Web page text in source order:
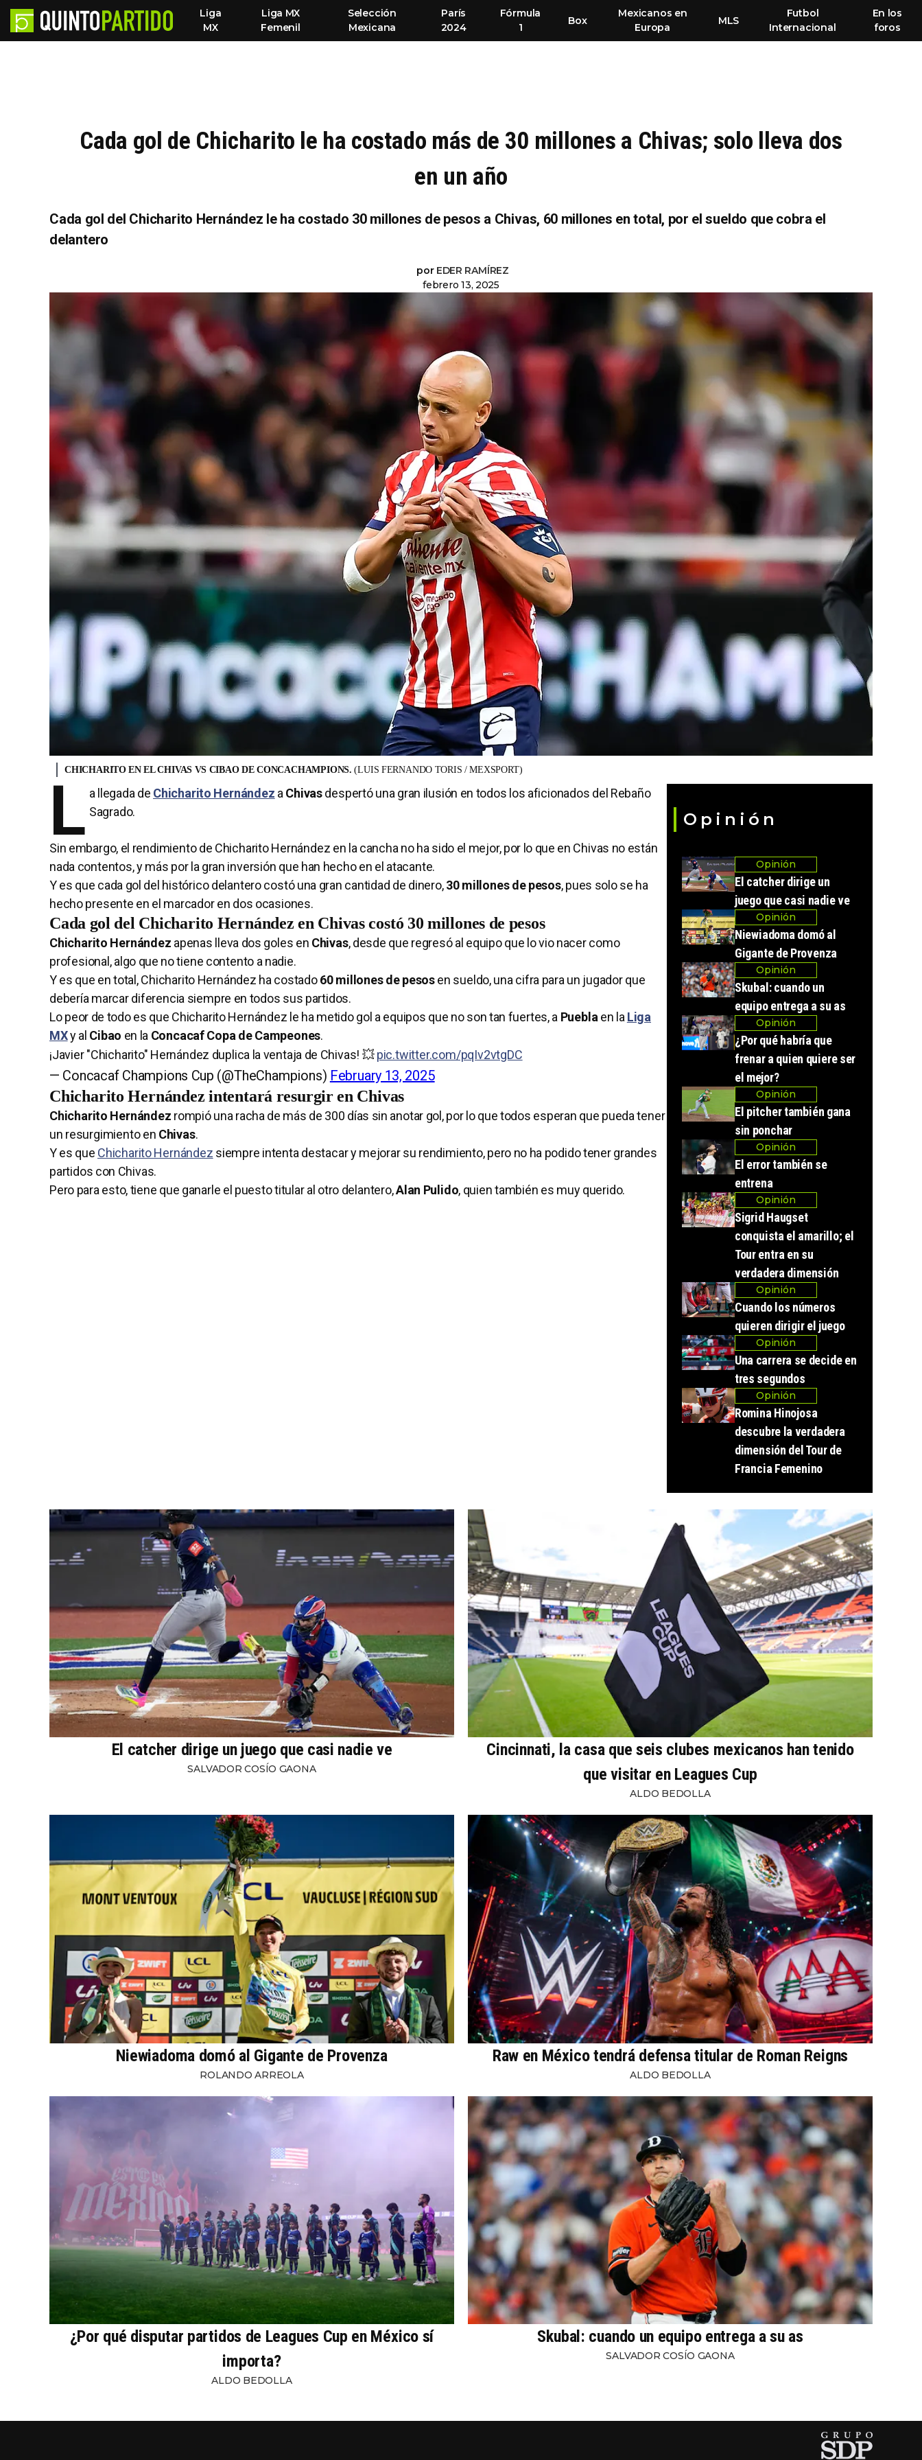
Liga
MX
Liga MX
Femenil
Selección
Mexicana
París
2024
Fórmula
1
Box
Mexicanos en
Europa
MLS
Futbol
Internacional
En los
foros
Cada gol de Chicharito le ha costado más de 30 millones a Chivas; solo lleva dos
en un año
Cada gol del Chicharito Hernández le ha costado 30 millones de pesos a Chivas, 60 millones en total, por el sueldo que cobra el
delantero
por EDER RAMÍREZ
febrero 13, 2025
CHICHARITO EN EL CHIVAS VS CIBAO DE CONCACHAMPIONS.(LUIS FERNANDO TORIS / MEXSPORT)
L a llegada de Chicharito Hernández a Chivasdespertó una gran ilusión en todos los aficionados del Rebaño
Sagrado.
Sin embargo, el rendimiento de Chicharito Hernández en la cancha no ha sido el mejor, por lo que en Chivas no están
nada contentos, y más por la gran inversión que han hecho en el atacante.
Y es que cada gol del histórico delantero costó una gran cantidad de dinero,30 millones de pesos, pues solo se ha
hecho presente en el marcador en dos ocasiones.
Cada gol del Chicharito Hernández en Chivas costó 30 millones de pesos
Chicharito Hernández apenas lleva dos goles en Chivas, desde que regresó al equipo que lo vio nacer como
profesional, algo que no tiene contento a nadie.
Y es que en total, Chicharito Hernández ha costado60 millones de pesosen sueldo, una cifra para un jugador que
debería marcar diferencia siempre en todos sus partidos.
Lo peor de todo es que Chicharito Hernández le ha metido gol a equipos que no son tan fuertes, a Puebla en la Liga
MXy al Cibao en la Concacaf Copa de Campeones.
¡Javier "Chicharito" Hernández duplica la ventaja de Chivas! 💥pic.twitter.com/pqIv2vtgDC
— Concacaf Champions Cup (@TheChampions) February 13, 2025
Chicharito Hernández intentará resurgir en Chivas
Chicharito Hernández rompió una racha de más de 300 días sin anotar gol, por lo que todos esperan que pueda tener
un resurgimiento en Chivas.
Y es que Chicharito Hernández siempre intenta destacar y mejorar su rendimiento, pero no ha podido tener grandes
partidos con Chivas.
Pero para esto, tiene que ganarle el puesto titular al otro delantero,Alan Pulido, quien también es muy querido.
Opinión
Opinión
El catcher dirige un
juego que casi nadie ve
Opinión
Niewiadoma domó al
Gigante de Provenza
Opinión
Skubal: cuando un
equipo entrega a su as
Opinión
¿Por qué habría que
frenar a quien quiere ser
el mejor?
Opinión
El pitcher también gana
sin ponchar
Opinión
El error también se
entrena
Opinión
Sigrid Haugset
conquista el amarillo; el
Tour entra en su
verdadera dimensión
Opinión
Cuando los números
quieren dirigir el juego
Opinión
Una carrera se decide en
tres segundos
Opinión
Romina Hinojosa
descubre la verdadera
dimensión del Tour de
Francia Femenino
El catcher dirige un juego que casi nadie ve
SALVADOR COSÍO GAONA
Cincinnati, la casa que seis clubes mexicanos han tenido
que visitar en Leagues Cup
ALDO BEDOLLA
Niewiadoma domó al Gigante de Provenza
ROLANDO ARREOLA
Raw en México tendrá defensa titular de Roman Reigns
ALDO BEDOLLA
¿Por qué disputar partidos de Leagues Cup en México sí
importa?
ALDO BEDOLLA
Skubal: cuando un equipo entrega a su as
SALVADOR COSÍO GAONA